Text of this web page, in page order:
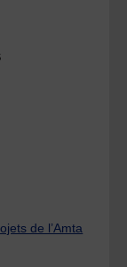
de l’Amta